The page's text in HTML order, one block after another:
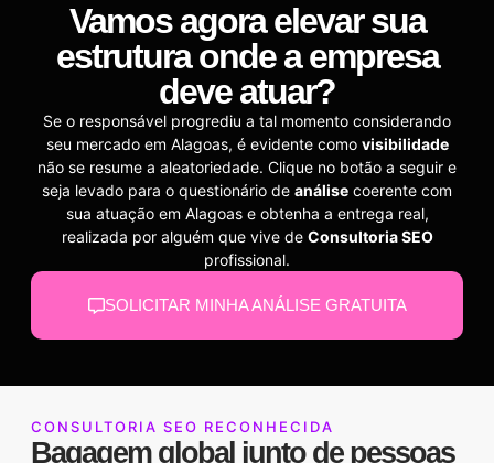
Vamos agora elevar sua
estrutura onde a empresa
deve atuar?
Se o responsável progrediu a tal momento considerando
seu mercado em Alagoas, é evidente como visibilidade
não se resume a aleatoriedade. Clique no botão a seguir e
seja levado para o questionário de análise coerente com
sua atuação em Alagoas e obtenha a entrega real,
realizada por alguém que vive de Consultoria SEO
profissional.
SOLICITAR MINHA ANÁLISE GRATUITA
CONSULTORIA SEO RECONHECIDA
Bagagem global junto de pessoas